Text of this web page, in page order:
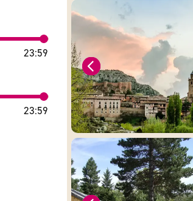
23:59
23:59